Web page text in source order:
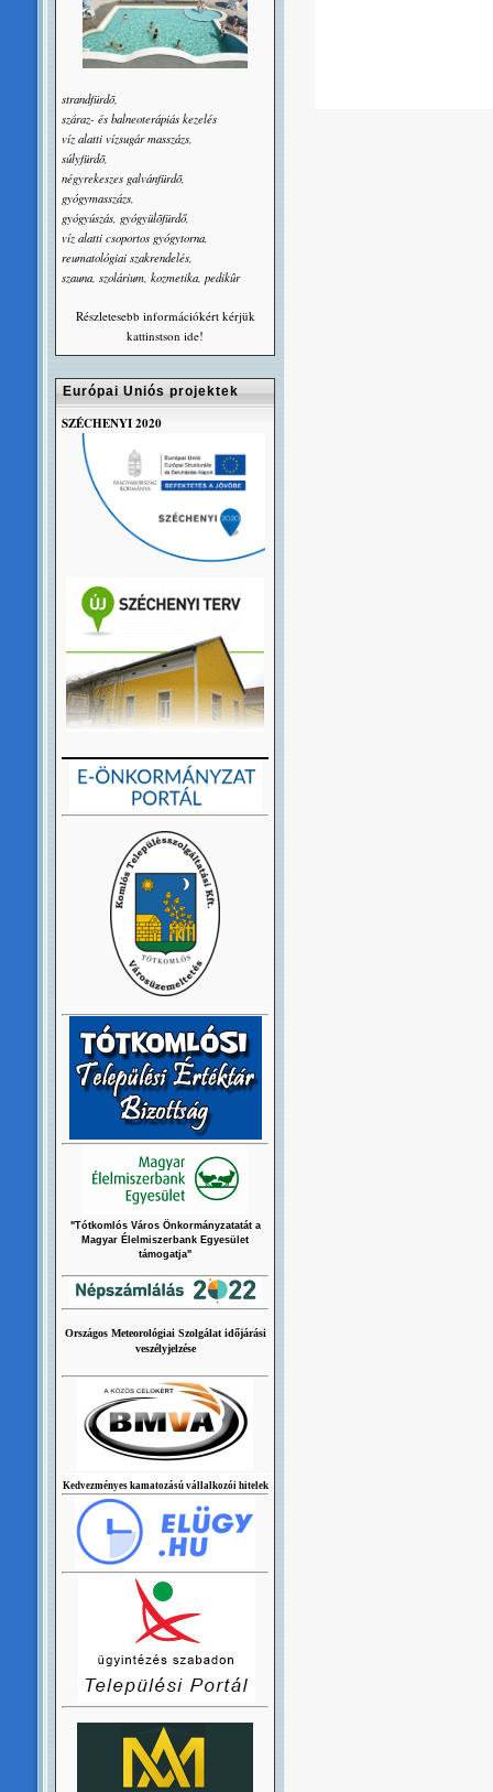
strandfürdõ,
száraz- és balneoterápiás kezelés
víz alatti vízsugár masszázs,
súlyfürdõ,
négyrekeszes galvánfürdõ,
gyógymasszázs,
gyógyúszás, gyógyülõfürdő,
víz alatti csoportos gyógytorna,
reumatológiai szakrendelés,
szauna, szolárium, kozmetika, pedikûr
Részletesebb információkért kérjük
kattinstson ide!
Európai Uniós projektek
SZÉCHENYI 2020
"Tótkomlós Város Önkormányzatatát a
Magyar Élelmiszerbank Egyesület
támogatja"
Országos Meteorológiai Szolgálat időjárási
veszélyjelzése
Kedvezményes kamatozású vállalkozói hitelek